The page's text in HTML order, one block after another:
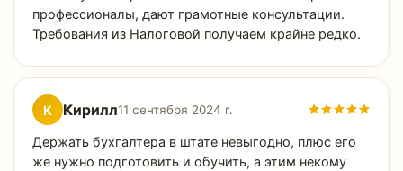
профессионалы, дают грамотные консультации.
Требования из Налоговой получаем крайне редко.
К Кирилл11 сентября 2024 г.
Держать бухгалтера в штате невыгодно, плюс его
же нужно подготовить и обучить, а этим некому